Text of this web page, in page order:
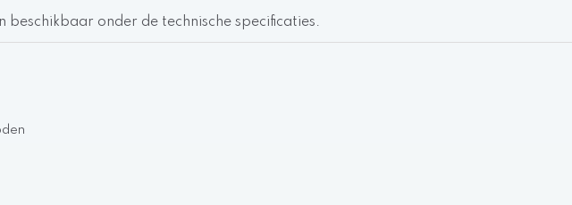
beschikbaar onder de technische specificaties.